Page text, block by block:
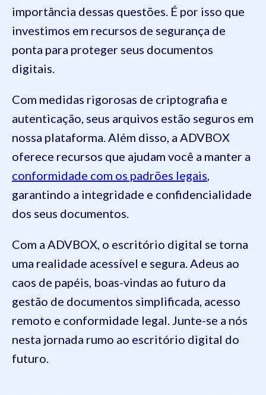
importância dessas questões. É por isso que
investimos em recursos de segurança de
ponta para proteger seus documentos
digitais.
Com medidas rigorosas de criptografia e
autenticação, seus arquivos estão seguros em
nossa plataforma. Além disso, a ADVBOX
oferece recursos que ajudam você a manter a
conformidade com os padrões legais
garantindo a integridade e confidencialidade
dos seus documentos.
Com a ADVBOX, o escritório digital se torna
uma realidade acessível e segura. Adeus ao
caos de papéis, boas-vindas ao futuro da
gestão de documentos simplificada, acesso
remoto e conformidade legal. Junte-se a nós
nesta jornada rumo ao escritório digital do
futuro.